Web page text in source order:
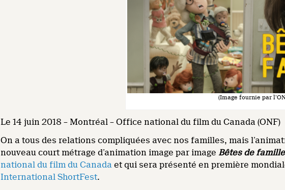
(Image fournie par
Le 14 juin 2018 – Montréal – Office national du film du Canada (ONF)
On a tous des relations compliquées avec nos familles, mais
nouveau court métrage d’animation image par image Bêtes de
national du film du Canada et qui sera présenté en première
International ShortFest.